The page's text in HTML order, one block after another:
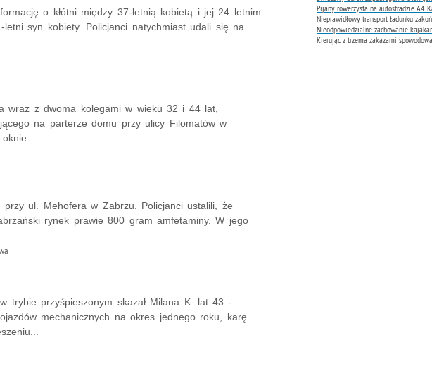
Nieprawidłowy transport ładunku
Nieodpowiedzialne zachowanie
o kłótni między 37-letnią kobietą i jej 24 letnim
letni syn kobiety. Policjanci natychmiast udali się na
wraz z dwoma kolegami w wieku 32 i 44 lat,
na parterze domu przy ulicy Filomatów w
ul. Mehofera w Zabrzu. Policjanci ustalili, że
rynek prawie 800 gram amfetaminy. W jego
trybie przyśpieszonym skazał Milana K. lat 43 -
mechanicznych na okres jednego roku, karę